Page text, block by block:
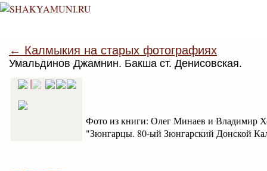
← Калмыкия на старых фотографиях
Умальдинов Джамнин. Бакша ст. Денисовская.
Фото из книги: Олег Минаев и Владимир
"Зюнгарцы. 80-ый Зюнгарский Донской